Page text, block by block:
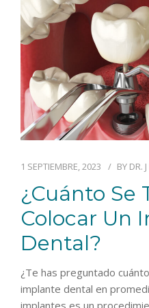
1 SEPTIEMBRE, 2023 BY DR.
¿Cuánto Se
Colocar Un
Dental?
¿Te has preguntado
implante dental en
implantes es un